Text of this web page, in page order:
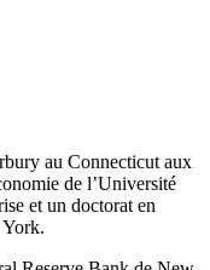
au Connecticut aux
de l’Université
et un doctorat en